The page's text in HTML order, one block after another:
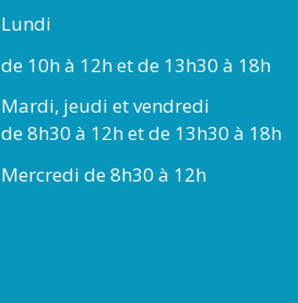
Lundi
de 10h à 12h et de 13h30 à 18h
Mardi, jeudi et vendredi
de 8h30 à 12h et de 13h30 à 18h
Mercredi de 8h30 à 12h